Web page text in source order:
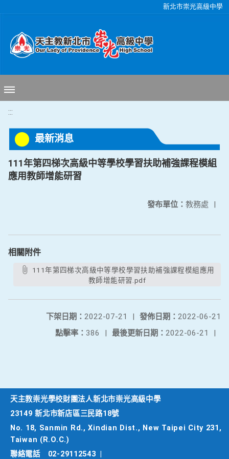
新北市崇光高級中學
:::
最新消息
111年第四梯次高級中等學校學習扶助補強課程模組
應用教師增能研習
發布單位： 教務處 |
相關附件
教師增能研習.pdf
發佈日期： 2022-06-21
下架日期： 2022-07-21
|
最後更新日期： 2022-06-21 |
點擊率： 386 |
天主教崇光學校財團法人新北市崇光高級中學
23149 新北市新店區三民路18號
No. 18, Sanmin Rd., Xindian Dist., New Taipei City 231,
Taiwan (R.O.C.)
聯絡電話
02-29112543